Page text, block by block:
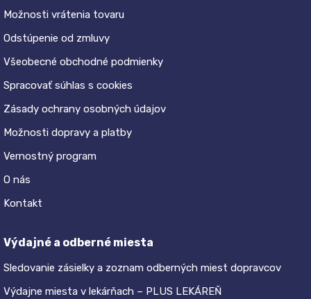
Možnosti vrátenia tovaru
Odstúpenie od zmluvy
Všeobecné obchodné podmienky
Spracovať súhlas s cookies
Zásady ochrany osobných údajov
Možnosti dopravy a platby
Vernostný program
O nás
Kontakt
Výdajné a odberné miesta
Sledovanie zásielky a zoznam odberných miest dopravcov
Výdajne miesta v lekárňach – PLUS LEKÁREŇ